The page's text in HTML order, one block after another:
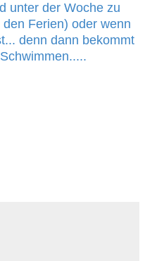
unter der Woche zu
Ferien) oder wenn
denn dann bekommt